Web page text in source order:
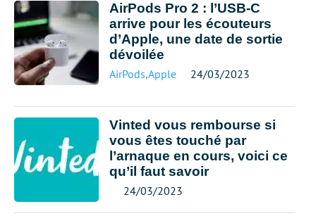
AirPods Pro 2 : l’USB-C
arrive pour les écouteurs
d’Apple, une date de sortie
dévoilée
AirPods,Apple 24/03/2023
Vinted vous rembourse si
vous êtes touché par
l’arnaque en cours, voici ce
qu’il faut savoir
24/03/2023